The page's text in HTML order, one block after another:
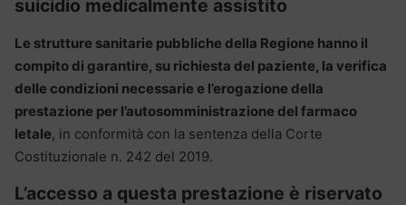
suicidio medicalmente assistito
Le strutture sanitarie pubbliche della Regione hanno il
compito di garantire, su richiesta del paziente, la verifica
delle condizioni necessarie e l’erogazione della
prestazione per l’autosomministrazione del farmaco
letale, in conformità con la sentenza della Corte
Costituzionale n. 242 del 2019.
L’accesso a questa prestazione è riservato